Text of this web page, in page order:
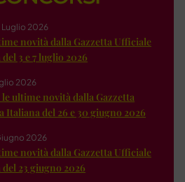
2026
novità dalla Gazzetta Ufficiale
3 e 7 luglio 2026
2026
ultime novità dalla Gazzetta
Italiana del 26 e 30 giugno 2026
2026
novità dalla Gazzetta Ufficiale
23 giugno 2026